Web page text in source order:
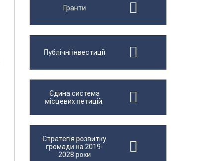
Гранти
Публічні інвестиції
Єдина система
місцевих петицій.
Стратегія розвитку
громади на 2019-
2028 роки